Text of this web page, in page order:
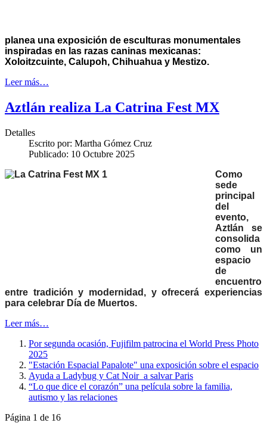
planea una exposición de esculturas monumentales
inspiradas en las razas caninas mexicanas:
Xoloitzcuinte, Calupoh, Chihuahua y Mestizo.
Leer más…
Aztlán realiza La Catrina Fest MX
Detalles
Escrito por: Martha Gómez Cruz
Publicado: 10 Octubre 2025
Como
sede
principal
del
evento,
Aztlán se
consolida
como un
espacio
de
encuentro
entre tradición y modernidad, y ofrecerá experiencias
para celebrar Día de Muertos.
Leer más…
Por segunda ocasión, Fujifilm patrocina el World Press Photo
2025
"Estación Espacial Papalote" una exposición sobre el espacio
Ayuda a Ladybug y Cat Noir a salvar Paris
“Lo que dice el corazón” una película sobre la familia,
autismo y las relaciones
Página 1 de 16